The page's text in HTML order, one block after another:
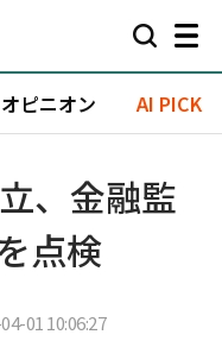
オピニオン AI PICK
、金融監
点検
01 10:06:27